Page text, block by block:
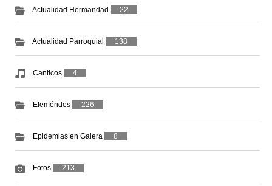
Actualidad Hermandad 22
Actualidad Parroquial 138
Canticos 4
Efemérides 226
Epidemias en Galera 8
Fotos 213